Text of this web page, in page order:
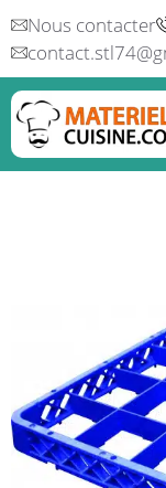
Aller
au
contenu
Nous contacter